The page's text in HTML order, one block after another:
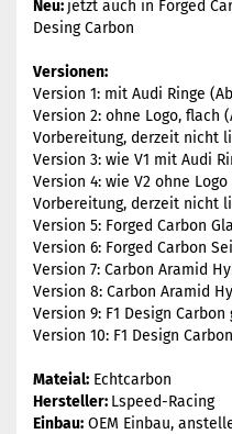
Neu: jetzt auch in Forged
Desing Carbon
Versionen:
Version 1: mit Audi Ringe
Version 2: ohne Logo, flach
Vorbereitung, derzeit nicht
Version 3: wie V1 mit Audi
Version 4: wie V2 ohne
Vorbereitung, derzeit nicht
Version 5: Forged Carbon
Version 6: Forged Carbon
Version 7: Carbon Aramid
Version 8: Carbon Aramid
Version 9: F1 Design Carbon
Version 10: F1 Design
Mateial: Echtcarbon
Hersteller: Lspeed-Racing
Einbau: OEM Einbau,